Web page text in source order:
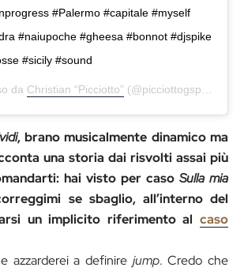
#Palermo #capitale #myself
#naiupoche #gheesa #bonnot #djspike
#sicily #sound
da Christian “Picciotto” (@picciottogsp) in data:
, brano musicalmente dinamico ma
una storia dai risvolti assai più
hai visto per caso Sulla mia
se sbaglio, all’interno del
un implicito riferimento al caso
azzarderei a definire jump. Credo che